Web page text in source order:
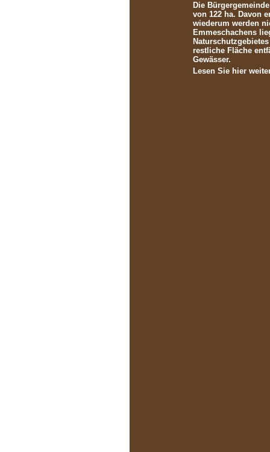
Die
von 122 ha. Davon
wiederum werden
Emmeschachens
restliche Fläche
Gewässer.
Lesen Sie hier